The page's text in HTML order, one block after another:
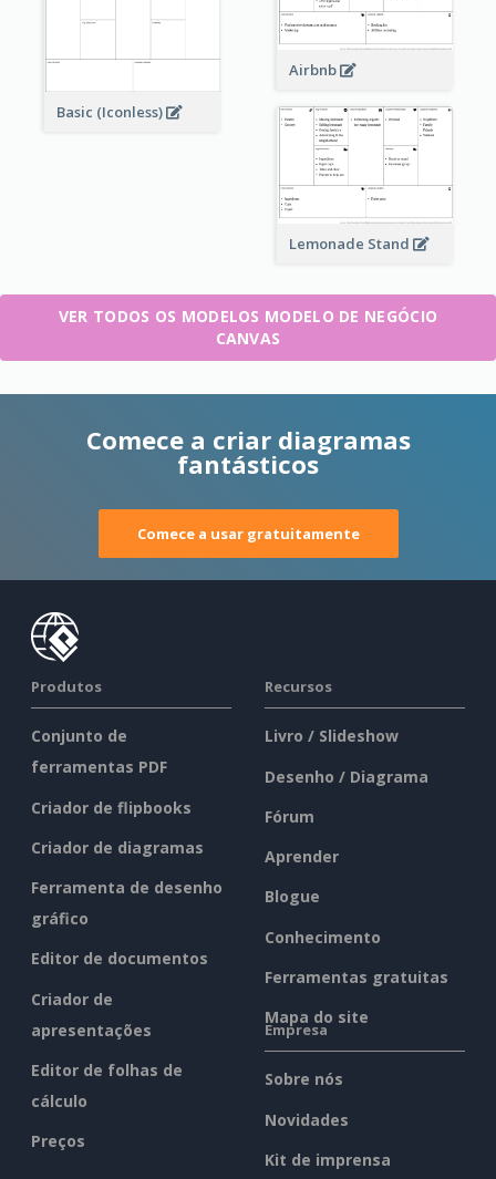
Airbnb
Basic (Iconless)
Lemonade Stand
VER TODOS OS MODELOS MODELO DE NEGÓCIO
CANVAS
Comece a criar diagramas
fantásticos
Comece a usar gratuitamente
Produtos
Conjunto de
ferramentas PDF
Criador de flipbooks
Criador de diagramas
Ferramenta de desenho
gráfico
Editor de documentos
Criador de
apresentações
Editor de folhas de
cálculo
Preços
Recursos
Livro / Slideshow
Desenho / Diagrama
Fórum
Aprender
Blogue
Conhecimento
Ferramentas gratuitas
Mapa do site
Empresa
Sobre nós
Novidades
Kit de imprensa